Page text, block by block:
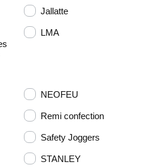
Jallatte
LMA
NEOFEU
Remi confection
Safety Joggers
STANLEY